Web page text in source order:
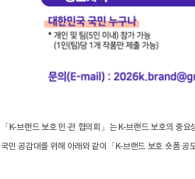
「K-브랜드 보호 민·관 협의회」는 K-브랜드 보호의 중요
국민 공감대를 위해 아래와 같이「K-브랜드 보호 숏폼 공